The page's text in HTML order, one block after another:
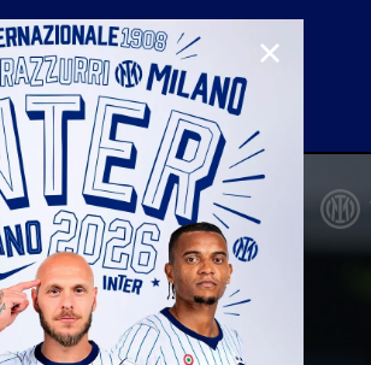
国际米兰青训学院
Away matches
Parking
CLOSE